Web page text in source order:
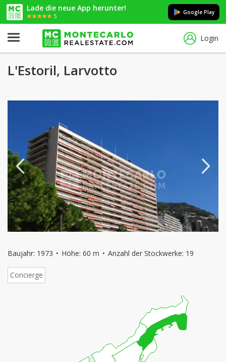
Lade die neue App herunter!
5
Google Play
Login
L'Estoril, Larvotto
Baujahr: 1973 Höhe: 60 m Anzahl der Stockwerke: 19
Concierge